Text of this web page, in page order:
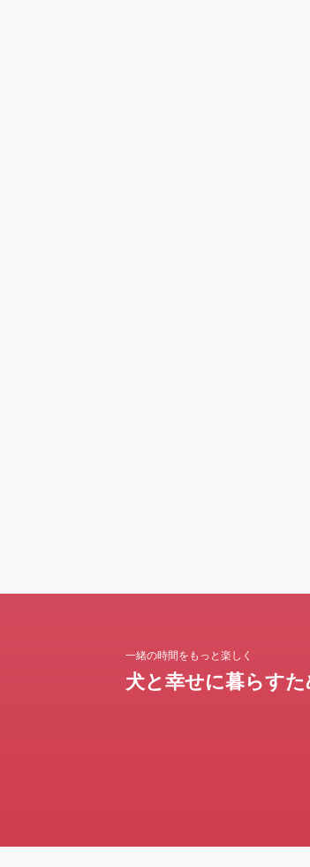
一緒の時間をもっと楽しく
犬と幸せに暮らすた